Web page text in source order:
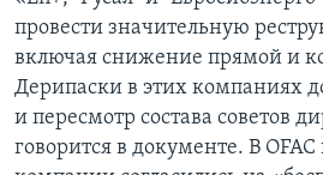
провести значительную
включая снижение прямой и
Дерипаски в этих компаниях
и пересмотр состава советов
говорится в документе. В OFAC